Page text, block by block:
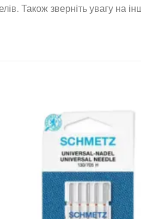
Також зверніть увагу на